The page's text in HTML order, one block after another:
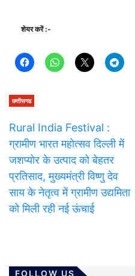
शेयर करें :-
छत्तीसगढ
Rural India Festival :
ग्रामीण भारत महोत्सव दिल्ली में
जशप्योर के उत्पाद को बेहतर
प्रतिसाद, मुख्यमंत्री विष्णु देव
साय के नेतृत्व में ग्रामीण उद्यमिता
को मिली रही नई ऊंचाई
FOLLOW US